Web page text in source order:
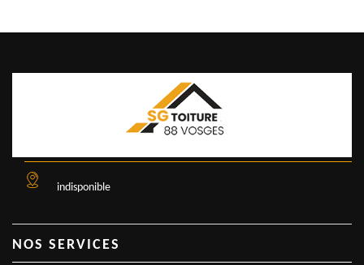
indisponible
NOS SERVICES